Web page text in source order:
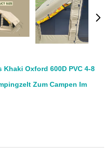
Khaki Oxford 600D PVC 4-8
Zum Campen Im